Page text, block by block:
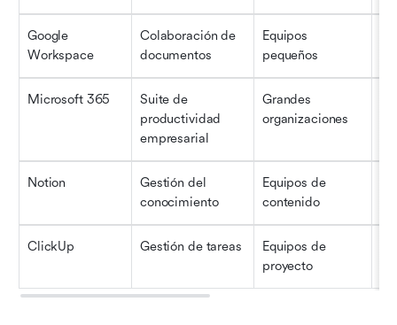
Google
Workspace
Colaboración de
documentos
Equipos
pequeños
Microsoft 365
Suite de
productividad
empresarial
Grandes
organizaciones
Notion
Gestión del
conocimiento
Equipos de
contenido
ClickUp Gestión de tareas
Equipos de
proyecto